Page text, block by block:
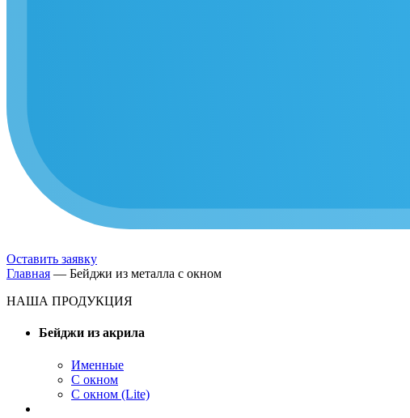
Оставить заявку
Главная — Бейджи из металла с окном
НАША ПРОДУКЦИЯ
Бейджи из акрила
Именные
С окном
С окном (Lite)